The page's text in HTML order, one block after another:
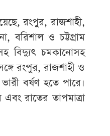
রংপুর, রাজশাহী,
বরিশাল ও চট্টগ্রাম
বিদ্যুৎ চমকানোসহ
রংপুর, রাজশাহী ও
বর্ষণ হতে পারে।
রাতের তাপমাত্রা